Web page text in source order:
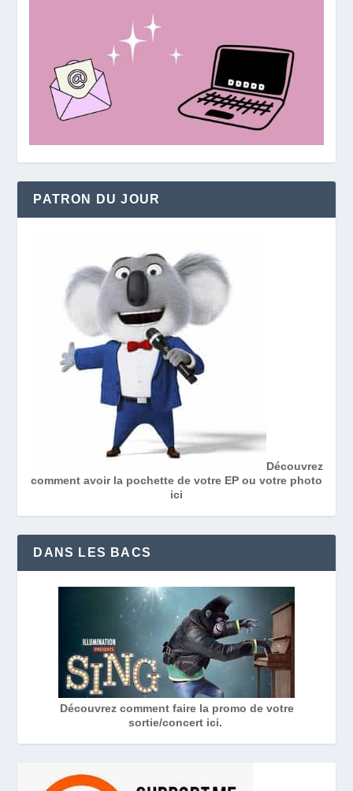
PATRON DU JOUR
Découvrez
comment avoir la pochette de votre EP ou votre photo
ici
DANS LES BACS
Découvrez comment faire la promo de votre
sortie/concert ici.